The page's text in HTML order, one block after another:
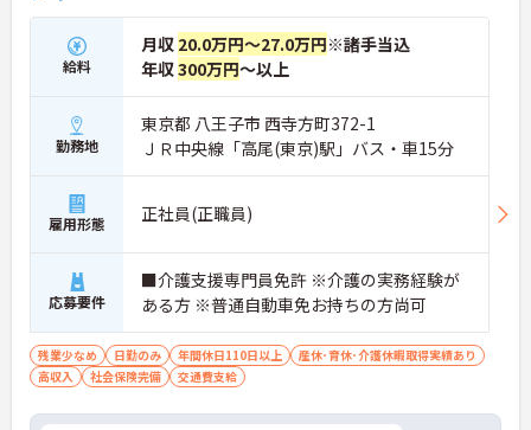
給料
月収 20.0万円～27.0万円※諸手当込
年収300万円～以上
勤務地
東京都 八王子市 西寺方町372-1
ＪＲ中央線「高尾(東京)駅」バス・車15分
雇用形態 正社員(正職員)
応募要件
■介護支援専門員免許 ※介護の実務経験が
ある方 ※普通自動車免お持ちの方尚可
残業少なめ 日勤のみ 年間休日110日以上
産休･育休･介護休暇取得実績あり
高収入
社会保険完備 交通費支給